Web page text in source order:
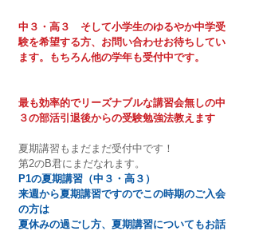
中３・高３　そして小学生のゆるやか中学受
験を希望する方、お問い合わせお待ちしてい
ます。もちろん他の学年も受付中です。
最も効率的でリーズナブルな講習会無しの中
３の部活引退後からの受験勉強法教えます
夏期講習もまだまだ受付中です！
第2のB君にまだなれます。
P1の夏期講習（中３・高３）
来週から夏期講習ですのでこの時期のご入会
の方は
夏休みの過ごし方、夏期講習についてもお話